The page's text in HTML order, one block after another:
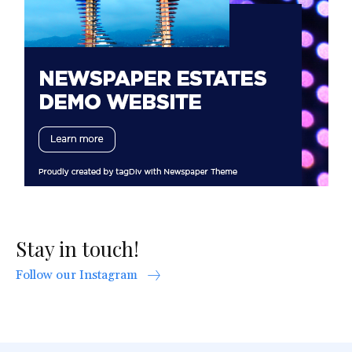
Stay in touch!
Follow our Instagram